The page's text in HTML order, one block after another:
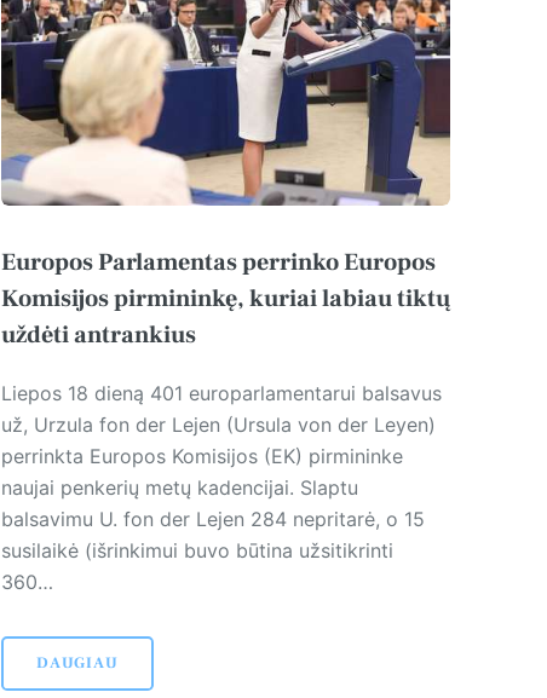
Europos Parlamentas perrinko Europos
Komisijos pirmininkę, kuriai labiau tiktų
uždėti antrankius
Liepos 18 dieną 401 europarlamentarui balsavus
už, Urzula fon der Lejen (Ursula von der Leyen)
perrinkta Europos Komisijos (EK) pirmininke
naujai penkerių metų kadencijai. Slaptu
balsavimu U. fon der Lejen 284 nepritarė, o 15
susilaikė (išrinkimui buvo būtina užsitikrinti
360…
DAUGIAU